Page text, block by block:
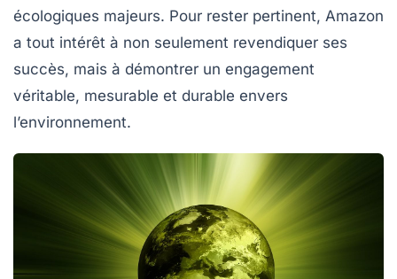
écologiques majeurs. Pour rester pertinent, Amazon
a tout intérêt à non seulement revendiquer ses
succès, mais à démontrer un engagement
véritable, mesurable et durable envers
l’environnement.